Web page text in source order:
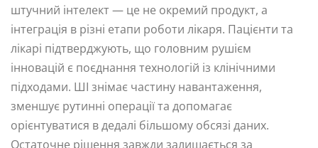
штучний інтелект — це не окремий продукт, а
інтеграція в різні етапи роботи лікаря. Пацієнти та
лікарі підтверджують, що головним рушієм
інновацій є поєднання технологій із клінічними
підходами. ШІ знімає частину навантаження,
зменшує рутинні операції та допомагає
орієнтуватися в дедалі більшому обсязі даних.
Остаточне рішення завжди залишається за